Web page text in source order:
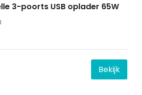
3-poorts USB oplader 65W
Bekijk